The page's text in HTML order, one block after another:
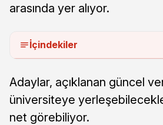
arasında yer alıyor.
İçindekiler
Adaylar, açıklanan güncel
üniversiteye
net görebiliyor.